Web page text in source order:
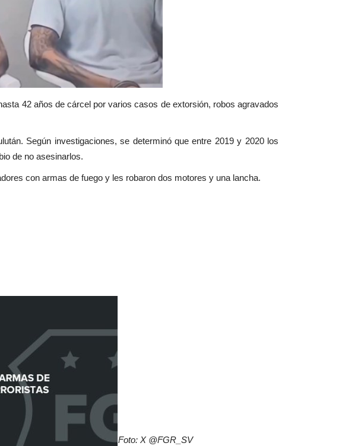
42 años de cárcel por varios casos de extorsión, robos agravados
Según investigaciones, se determinó que entre 2019 y 2020 los
de no asesinarlos.
con armas de fuego y les robaron dos motores y una lancha.
Foto: X @FGR_SV